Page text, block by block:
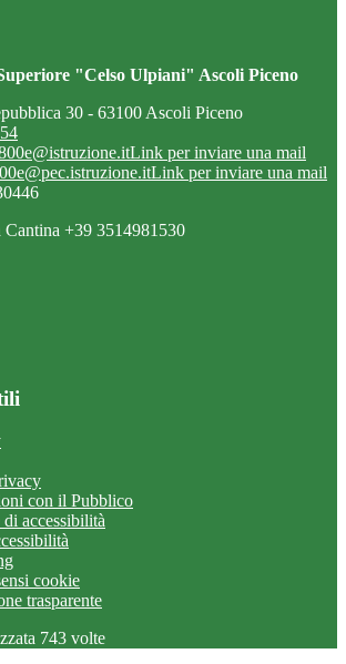
"Celso Ulpiani" Ascoli Piceno
30 - 63100 Ascoli Piceno
Link per inviare una mail
Link per inviare una mail
Cantina +39 3514981530
con il Pubblico
accessibilità
cookie
trasparente
743 volte